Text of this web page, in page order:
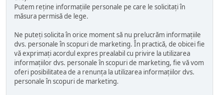
Putem reține informațiile personale pe care le solicitați în
măsura permisă de lege.
Ne puteți solicita în orice moment să nu prelucrăm informațiile
dvs. personale în scopuri de marketing. În practică, de obicei fie
vă exprimați acordul expres prealabil cu privire la utilizarea
informațiilor dvs. personale în scopuri de marketing, fie vă vom
oferi posibilitatea de a renunța la utilizarea informațiilor dvs.
personale în scopuri de marketing.